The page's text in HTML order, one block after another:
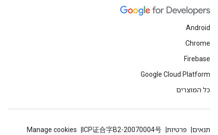
Android
Chrome
Firebase
Google Cloud Platform
כל המוצרים
תנאים פרטיות ICP证合字B2-20070004号
Manage cookies